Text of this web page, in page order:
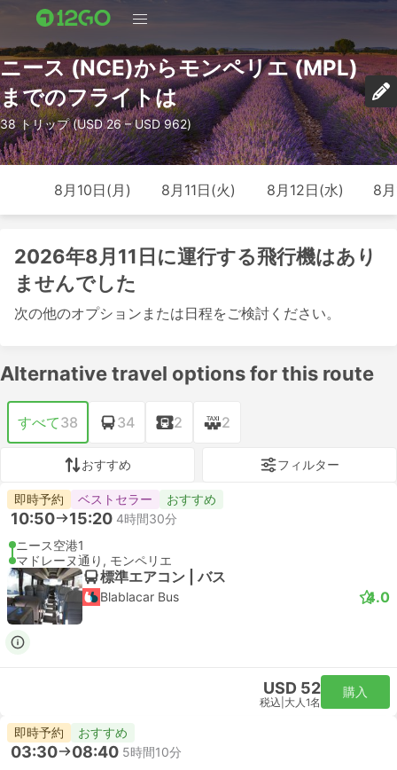
ニース (NCE)からモンペリエ (MPL)
までのフライトは
38 トリップ (USD 26 – USD 962)
8月10日(月) 8月11日(火) 8月12日(水) 8
2026年8月11日に運行する飛行機はあり
ませんでした
次の他のオプションまたは日程をご検討ください。
Alternative travel options for this route
すべて38 34 2 2
おすすめ フィルター
即時予約 ベストセラー おすすめ
10:50 15:20 4時間30分
ニース空港1
マドレーヌ通り, モンペリエ
標準エアコン | バス
Blablacar Bus 4.0
USD 52
税込 大人1名
購入
即時予約 おすすめ
03:30 08:40 5時間10分